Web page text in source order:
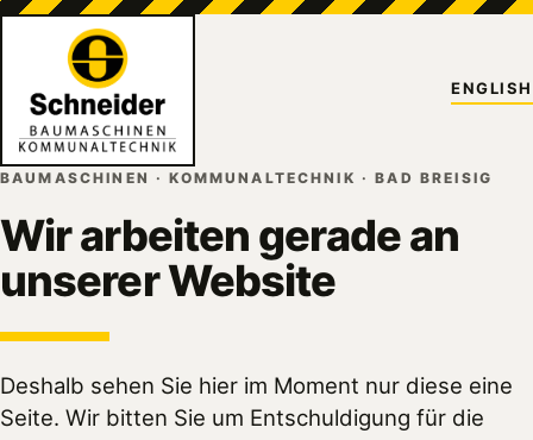
ENGLISH
BAUMASCHINEN · KOMMUNALTECHNIK · BAD BREISIG
Wir arbeiten gerade an
unserer Website
Deshalb sehen Sie hier im Moment nur diese eine
Seite. Wir bitten Sie um Entschuldigung für die